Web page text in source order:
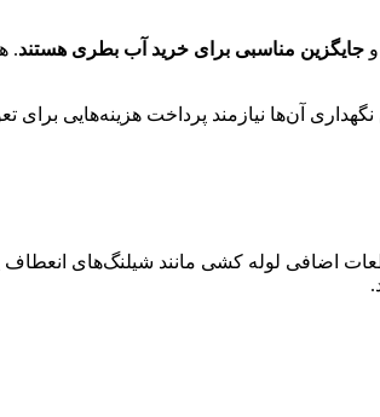
و جایگزین مناسبی برای خرید آب بطری هستند.
آن‌ها نیازمند پرداخت هزینه‌هایی برای
اضافی لوله کشی مانند شیلنگ‌های انعطاف